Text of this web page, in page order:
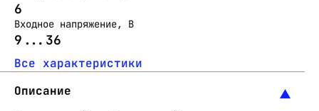
6
Входное напряжение, В
9...36
Все характеристики
Описание